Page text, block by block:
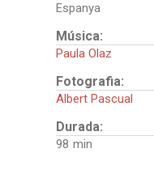
Espanya
Música:
Paula Olaz
Fotografia:
Albert Pascual
Durada:
98